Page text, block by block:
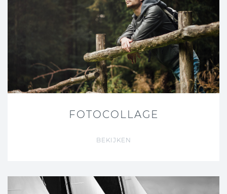
FOTOCOLLAGE
BEKIJKEN